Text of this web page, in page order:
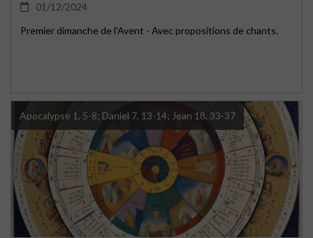
01/12/2024
Premier dimanche de l'Avent - Avec propositions de chants.
Apocalypse 1, 5-8; Daniel 7, 13-14; Jean 18, 33-37